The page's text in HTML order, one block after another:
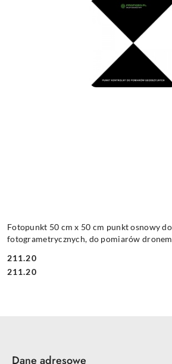
Fotopunkt 50 cm x 50 cm punkt osnowy
fotogrametrycznych, do pomiarów
Cena:
211.20
Cena:
211.20
Dane adresowe